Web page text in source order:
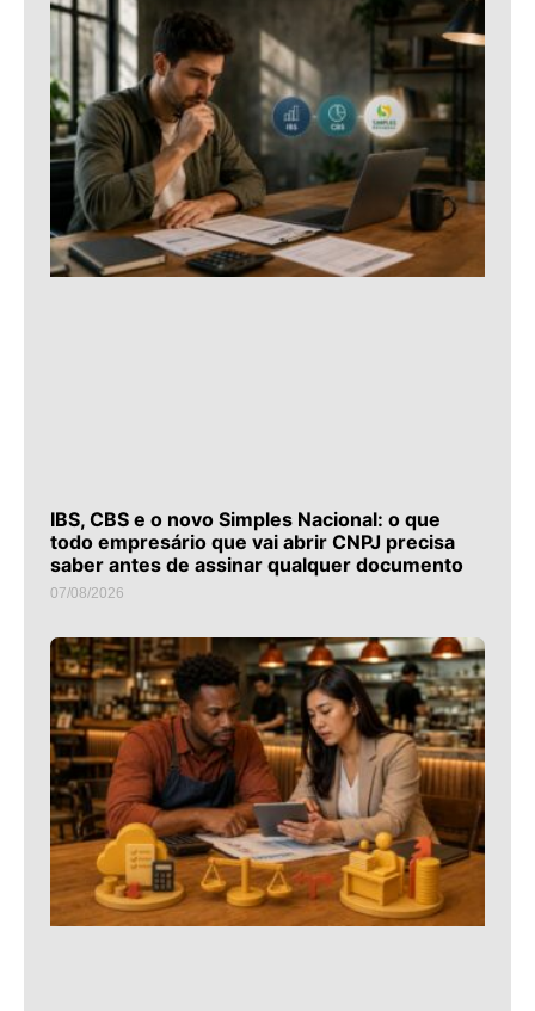
IBS, CBS e o novo Simples Nacional: o que
todo empresário que vai abrir CNPJ precisa
saber antes de assinar qualquer documento
07/08/2026